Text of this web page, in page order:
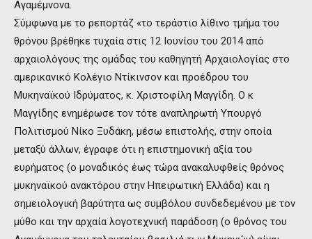
Αγαμέμνονα.
Σύμφωνα με το ρεπορτάζ «το τεράστιο λίθινο τμήμα του
θρόνου βρέθηκε τυχαία στις 12 Ιουνίου του 2014 από
αρχαιολόγους της ομάδας του καθηγητή Αρχαιολογίας στο
αμερικανικό Κολέγιο Ντίκινσον και προέδρου του
Μυκηναϊκού Ιδρύματος, κ. Χριστοφίλη Μαγγίδη. Ο κ
Μαγγίδης ενημέρωσε τον τότε αναπληρωτή Υπουργό
Πολιτισμού Νίκο Ξυδάκη, μέσω επιστολής, στην οποία
μεταξύ άλλων, έγραφε ότι η επιστημονική αξία του
ευρήματος (ο μοναδικός έως τώρα ανακαλυφθείς θρόνος
μυκηναϊκού ανακτόρου στην Ηπειρωτική Ελλάδα) και η
σημειολογική βαρύτητα ως συμβόλου συνδεδεμένου με τον
μύθο και την αρχαία λογοτεχνική παράδοση (ο θρόνος του